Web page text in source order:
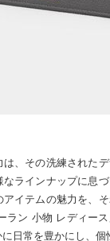
、その洗練された
ラインナップに息
イテムの魅力を、
ラン 小物 レディー
日常を豊かにし、